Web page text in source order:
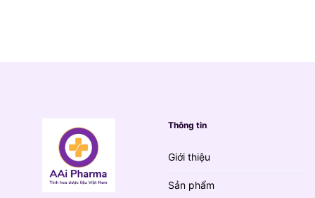
Thông tin
Giới thiệu
Sản phẩm